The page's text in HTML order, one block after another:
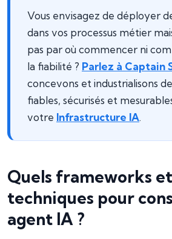
Vous envisagez de déployer
dans vos processus métier
pas par où commencer ni
la fiabilité ? Parlez à Captain
concevons et industrialisons
fiables, sécurisés et
votre Infrastructure IA.
Quels frameworks
techniques pour
agent IA ?